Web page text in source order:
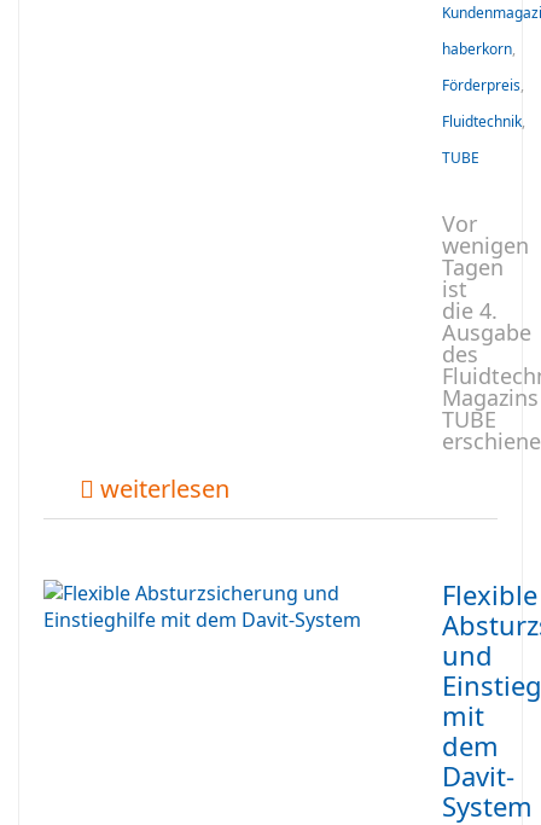
haberkorn,
Förderpreis,
Fluidtechnik,
TUBE
Vor
wenigen
Tagen
ist
die 4.
Ausgabe
des
Magazins
TUBE
weiterlesen
Flexible
und
mit
dem
Davit-
System